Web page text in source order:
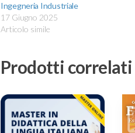
Ingegneria Industriale
17 Giugno 2025
Articolo simile
Prodotti correlati